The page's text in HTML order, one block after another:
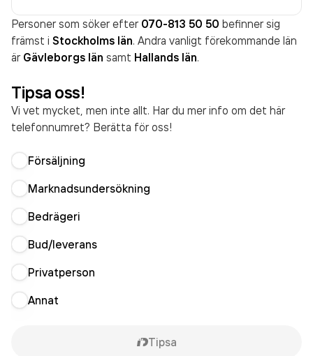
Personer som söker efter 070-813 50 50 befinner sig
främst i Stockholms län. Andra vanligt förekommande län
är Gävleborgs län samt Hallands län.
Tipsa oss!
Vi vet mycket, men inte allt. Har du mer info om det här
telefonnumret? Berätta för oss!
Försäljning
Marknadsundersökning
Bedrägeri
Bud/leverans
Privatperson
Annat
Tipsa